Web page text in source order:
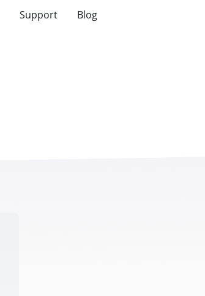
Support Blog